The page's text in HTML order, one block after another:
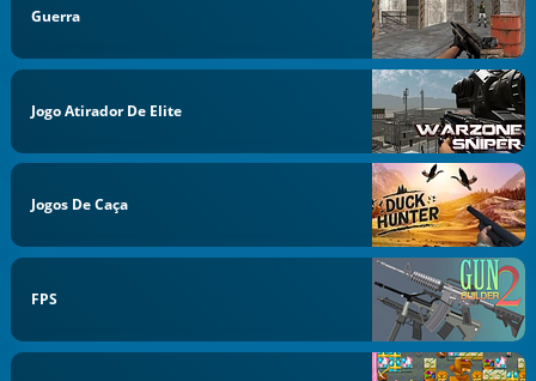
Guerra
Jogo Atirador De Elite
Jogos De Caça
FPS